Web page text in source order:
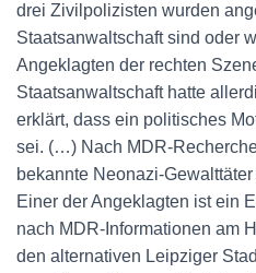
drei Zivilpolizisten wurden
Staatsanwaltschaft sind oder
Angeklagten der rechten
Staatsanwaltschaft hatte
erklärt, dass ein politisches
sei. (…) Nach MDR-
bekannte Neonazi-
Einer der Angeklagten ist ein
nach MDR-Informationen am
den alternativen Leipziger